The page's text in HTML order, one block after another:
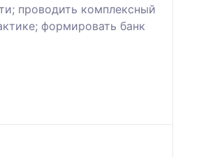
проводить комплексный
формировать банк